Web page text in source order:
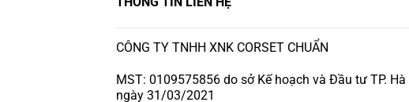
CÔNG TY TNHH XNK CORSET CHUẨN
MST: 0109575856 do sở Kế hoạch và Đầu tư TP.
ngày 31/03/2021